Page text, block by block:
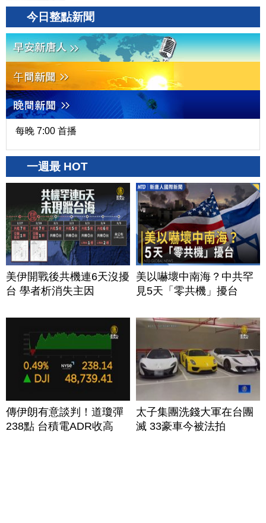
今日整點新聞
每晚 7:00 首播
一週最 HOT
美伊開戰後共機連6天沒擾
台 學者析消失主因
美以嚇壞中南海？中共罕
見5天「零共機」擾台
傳伊朗有意談判！道瓊彈
238點 台積電ADR收高
太子集團洗錢大軍在台團
滅 33豪車今被法拍